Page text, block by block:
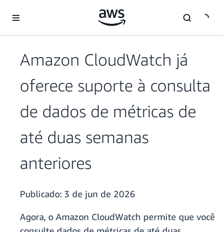
Pular para o conteúdo principal
Amazon CloudWatch já
oferece suporte à consulta
de dados de métricas de
até duas semanas
anteriores
Publicado: 3 de jun de 2026
Agora, o Amazon CloudWatch permite que você